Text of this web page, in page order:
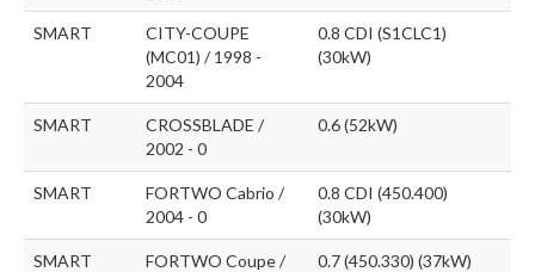
SMART
CITY-COUPE
(MC01) / 1998 -
2004
0.8 CDI (S1CLC1)
(30kW)
SMART
CROSSBLADE /
2002 - 0
0.6 (52kW)
SMART
FORTWO Cabrio /
2004 - 0
0.8 CDI (450.400)
(30kW)
SMART
FORTWO Coupe /
0.7 (450.330) (37kW)